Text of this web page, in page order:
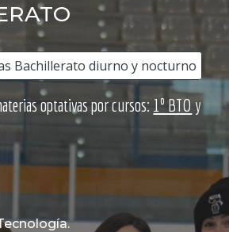
Bachillerato diurno y nocturno
optativas por cursos: 1º BTOy